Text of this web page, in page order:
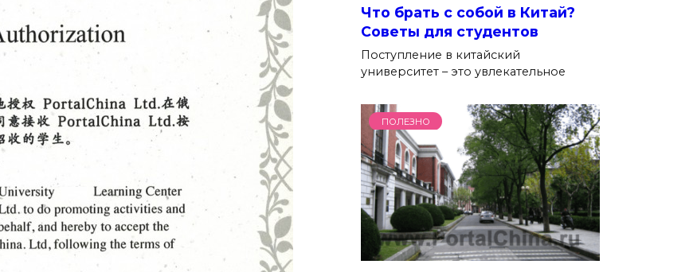
Что брать с собой в Китай?
Советы для студентов
Поступление в китайский
университет – это увлекательное
ПОЛЕЗНО